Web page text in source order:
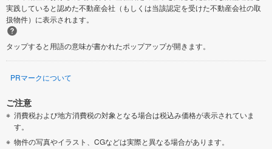
実践していると認めた不動産会社（もしくは当該認定を受けた不動産会社の取
扱物件）に表示されます。
タップすると用語の意味が書かれたポップアップが開きます。
PRマークについて
ご注意
消費税および地方消費税の対象となる場合は税込み価格が表示されていま
す。
物件の写真やイラスト、CGなどは実際と異なる場合があります。